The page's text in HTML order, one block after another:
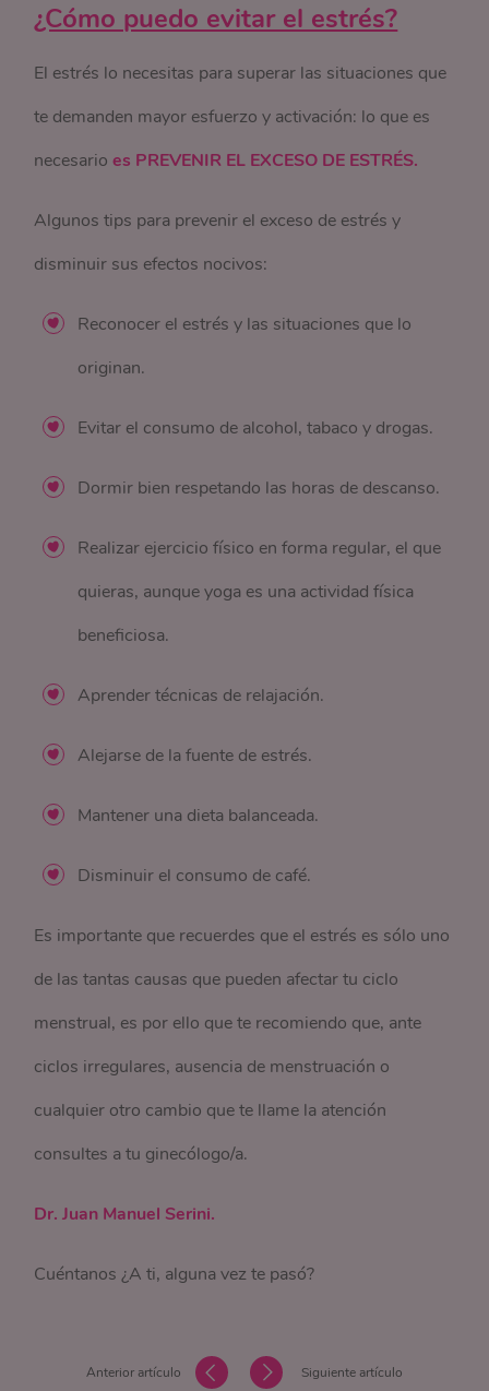
¿Cómo puedo evitar el estrés?
El estrés lo necesitas para superar las situaciones que
te demanden mayor esfuerzo y activación: lo que es
necesarioes PREVENIR EL EXCESO DE ESTRÉS.
Algunos tips para prevenir el exceso de estrés y
disminuir sus efectos nocivos:
Reconocer el estrés y las situaciones que lo
originan.
Evitar el consumo de alcohol, tabaco y drogas.
Dormir bien respetando las horas de descanso.
Realizar ejercicio físico en forma regular, el que
quieras, aunque yoga es una actividad física
beneficiosa.
Aprender técnicas de relajación.
Alejarse de la fuente de estrés.
Mantener una dieta balanceada.
Disminuir el consumo de café.
Es importante que recuerdes que el estrés es sólo uno
de las tantas causas que pueden afectar tu ciclo
menstrual, es por ello que te recomiendo que, ante
ciclos irregulares, ausencia de menstruación o
cualquier otro cambio que te llame la atención
consultes a tu ginecólogo/a.
Dr. Juan Manuel Serini.
Cuéntanos ¿A ti, alguna vez te pasó?
Anterior artículo Siguiente artículo